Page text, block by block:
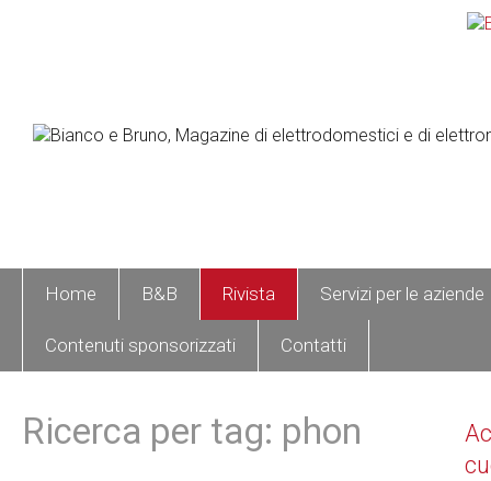
Home B&B Rivista Servizi per le aziende
Contenuti sponsorizzati Contatti
Ricerca per tag: phon